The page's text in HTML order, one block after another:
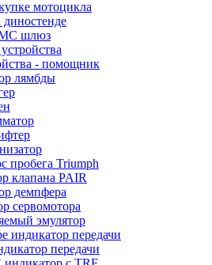
мотоцикла
шлюз
- помощник
лямбды
пробега Triumph
клапана PAIR
демпфера
сервомотора
эмулятор
индикатор передачи
передачи